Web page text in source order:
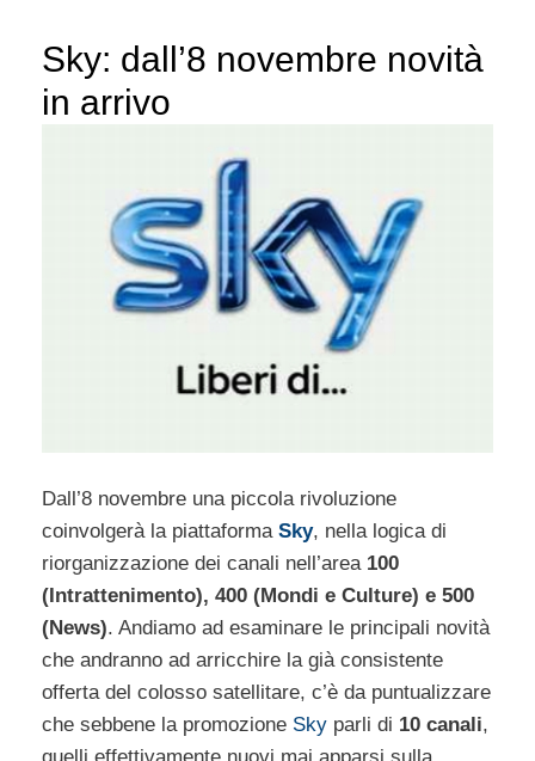
Sky: dall’8 novembre novità
in arrivo
Dall’8 novembre una piccola rivoluzione
coinvolgerà la piattaforma Sky, nella logica di
riorganizzazione dei canali nell’area 100
(Intrattenimento), 400 (Mondi e Culture) e 500
(News). Andiamo ad esaminare le principali novità
che andranno ad arricchire la già consistente
offerta del colosso satellitare, c’è da puntualizzare
che sebbene la promozione Sky parli di 10 canali,